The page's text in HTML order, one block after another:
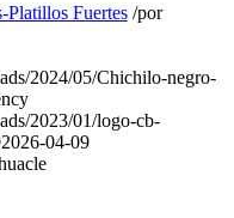
Platillos Fuertes /por
2024/05/Chichilo-negro-
2023/01/logo-cb-
2026-04-09